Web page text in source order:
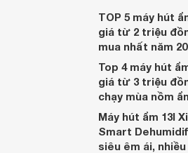
lượng không khí,
sống trong lành
người dùng.
TOP 5 máy hút
giá từ 2 triệu
mua nhất năm
Top 4 máy hút
giá từ 3 triệu
chạy mùa nồm
Máy hút ẩm 13l
Smart
siêu êm ái,